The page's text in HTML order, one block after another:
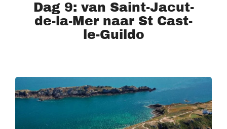
Dag 9: van Saint-Jacut-
de-la-Mer naar St Cast-
le-Guildo